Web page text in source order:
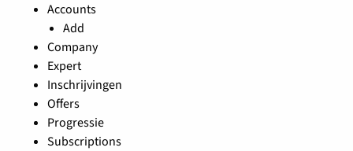
Accounts
Add
Company
Expert
Inschrijvingen
Offers
Progressie
Subscriptions